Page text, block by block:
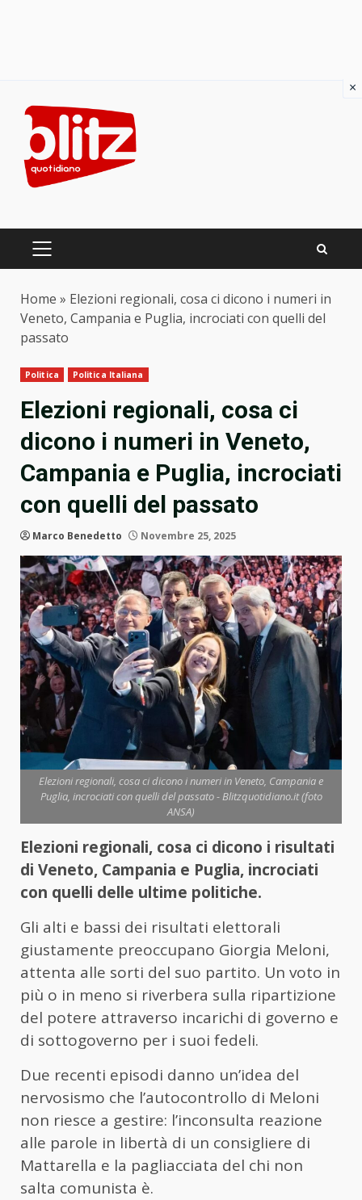
content
PRIMARY
Home » Elezioni regionali, cosa ci dicono i numeri in
Veneto, Campania e Puglia, incrociati con quelli del
passato
Politica Politica Italiana
Elezioni regionali, cosa ci
dicono i numeri in Veneto,
Campania e Puglia, incrociati
con quelli del passato
Marco Benedetto Novembre 25, 2025
Elezioni regionali, cosa ci dicono i numeri in Veneto, Campania e
Puglia, incrociati con quelli del passato - Blitzquotidiano.it (foto
ANSA)
Elezioni regionali, cosa ci dicono i risultati
di Veneto, Campania e Puglia, incrociati
con quelli delle ultime politiche.
Gli alti e bassi dei risultati elettorali
giustamente preoccupano Giorgia Meloni,
attenta alle sorti del suo partito. Un voto in
più o in meno si riverbera sulla ripartizione
del potere attraverso incarichi di governo e
di sottogoverno per i suoi fedeli.
Due recenti episodi danno un’idea del
nervosismo che l’autocontrollo di Meloni
non riesce a gestire: l’inconsulta reazione
alle parole in libertà di un consigliere di
Mattarella e la pagliacciata del chi non
salta comunista è.
×